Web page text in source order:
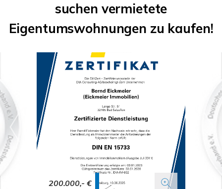
suchen vermietete
Eigentumswohnungen zu kaufen!
200.000,- €